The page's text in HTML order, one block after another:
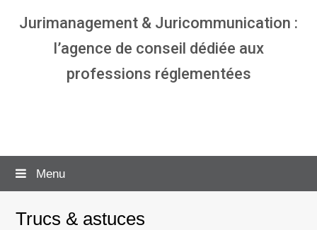
Jurimanagement & Juricommunication :
l’agence de conseil dédiée aux
professions réglementées
Menu
Trucs & astuces